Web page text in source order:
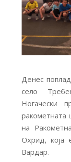
Денес
село
Ногачески
ракометната
на
Охрид, која
Вардар.